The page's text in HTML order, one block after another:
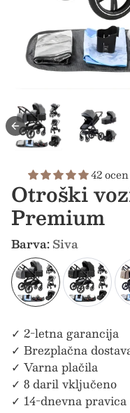
42 ocen
Otroški
Premium
Barva:Siva
✓ 2-letna garancija
✓ Brezplačna
✓ Varna plačila
✓ 8 daril vključeno
✓ 14-dnevna pravica